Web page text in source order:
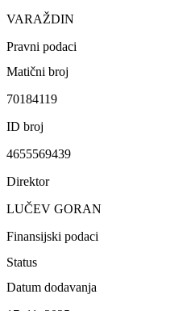
VARAŽDIN
Pravni podaci
Matični broj
70184119
ID broj
4655569439
Direktor
LUČEV GORAN
Finansijski podaci
Status
Datum dodavanja